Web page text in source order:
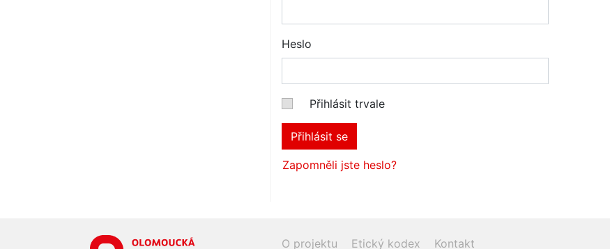
Heslo
Přihlásit trvale
Přihlásit se
Zapomněli jste heslo?
O projektu Etický kodex Kontakt